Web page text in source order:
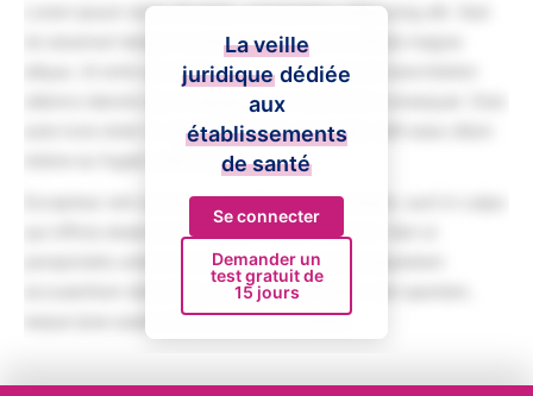
Lorem ipsum dolor sit amet, consectetur adipiscing elit. Sed
do eiusmod tempor incididunt ut labore et dolore magna
aliqua. Ut enim ad minim veniam, quis nostrud exercitation
ullamco laboris nisi ut aliquip ex ea commodo consequat. Duis
aute irure dolor in reprehenderit in voluptate velit esse cillum
dolore eu fugiat nulla pariatur.
Excepteur sint occaecat cupidatat non proident, sunt in culpa
qui officia deserunt mollit anim id est laborum. Sed ut
perspiciatis unde omnis iste natus error sit voluptatem
accusantium doloremque laudantium, totam rem aperiam,
eaque ipsa quae ab illo inventore veritatis.
La veille
juridique dédiée
aux
établissements
de santé
Se connecter
Demander un
test gratuit de
15 jours